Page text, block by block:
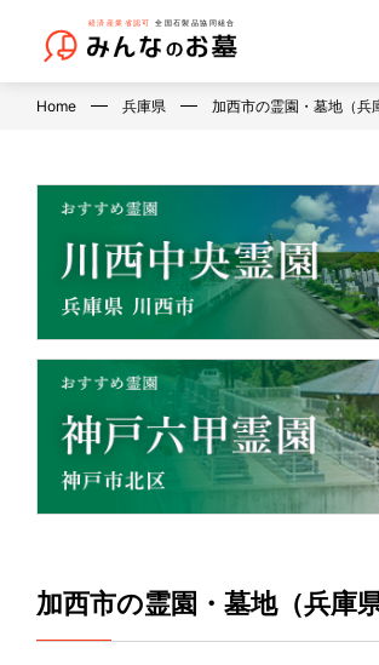
Home 兵庫県 加西市の霊園・墓地（兵
加西市の霊園・墓地（兵庫県